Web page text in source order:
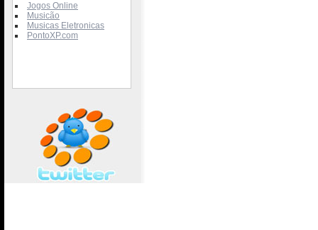
Jogos Online
Musicão
Musicas Eletronicas
PontoXP.com